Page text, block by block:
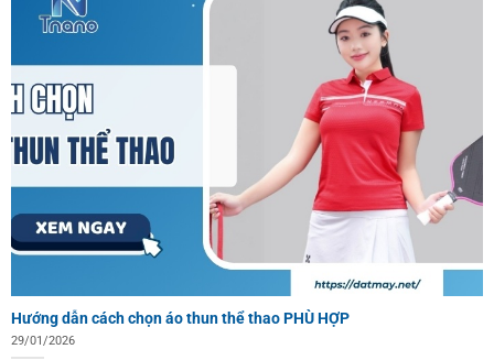
Hướng dẫn cách chọn áo thun thể thao PHÙ HỢP
29/01/2026